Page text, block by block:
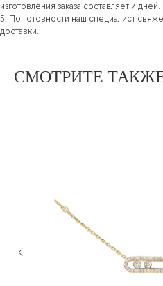
изготовления заказа составляет 7 дней.
5. По готовности наш специалист
доставки.
СМОТРИТЕ